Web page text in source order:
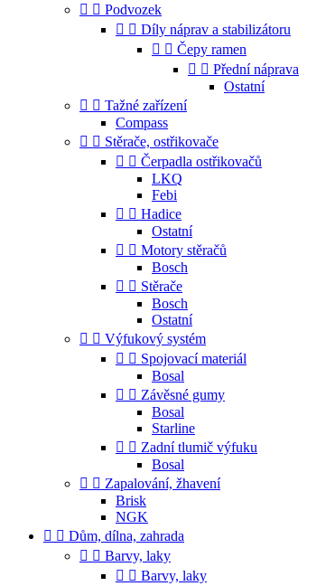
  Podvozek
  Díly náprav a stabilizátoru
  Čepy ramen
  Přední náprava
Ostatní
  Tažné zařízení
Compass
  Stěrače, ostřikovače
  Čerpadla ostřikovačů
LKQ
Febi
  Hadice
Ostatní
  Motory stěračů
Bosch
  Stěrače
Bosch
Ostatní
  Výfukový systém
  Spojovací materiál
Bosal
  Závěsné gumy
Bosal
Starline
  Zadní tlumič výfuku
Bosal
  Zapalování, žhavení
Brisk
NGK
  Dům, dílna, zahrada
  Barvy, laky
  Barvy, laky